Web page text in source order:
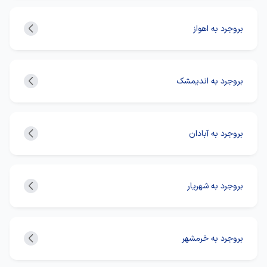
بروجرد به اهواز
بروجرد به اندیمشک
بروجرد به آبادان
بروجرد به شهریار
بروجرد به خرمشهر